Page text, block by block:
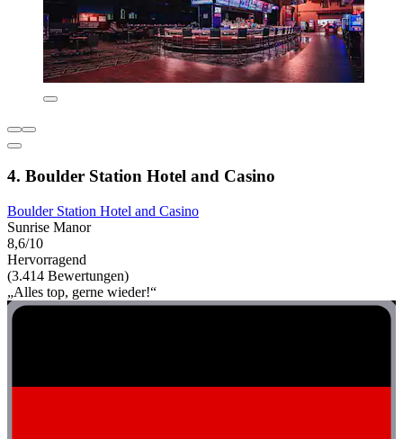
4. Boulder Station Hotel and Casino
Boulder Station Hotel and Casino
Sunrise Manor
8,6/10
Hervorragend
(3.414 Bewertungen)
„Alles top, gerne wieder!“